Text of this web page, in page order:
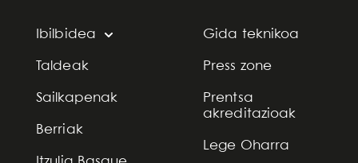
Ibilbidea
Taldeak
Sailkapenak
Berriak
Gida teknikoa
Press zone
Prentsa
akreditazioak
Lege Oharra